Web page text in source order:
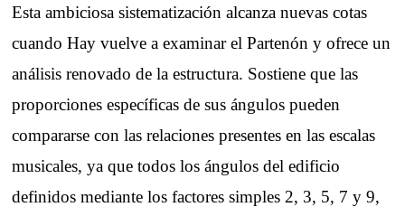
Esta ambiciosa sistematización alcanza nuevas cotas
cuando Hay vuelve a examinar el Partenón y ofrece un
análisis renovado de la estructura. Sostiene que las
proporciones específicas de sus ángulos pueden
compararse con las relaciones presentes en las escalas
musicales, ya que todos los ángulos del edificio
definidos mediante los factores simples 2, 3, 5, 7 y 9,